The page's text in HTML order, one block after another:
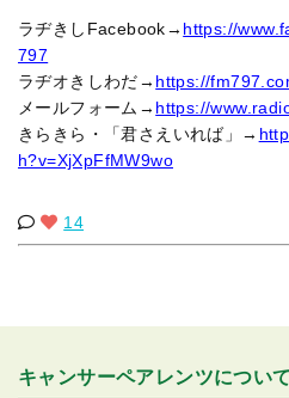
ラヂきしFacebook→ https://
797
ラヂオきしわだ→ https://
メールフォーム→ https://
きらきら・「君さえいれば」→
h?v=XjXpFfMW9wo
14
キャンサーペアレンツについて